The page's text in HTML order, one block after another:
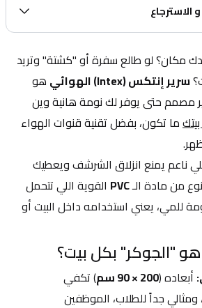
الاسترجاع
سرير إنتكس (Intex) الهوائي
من مادة الـ PVC
"الجوكر" بكل بيت؟
أبعاده (200 × 90 سم